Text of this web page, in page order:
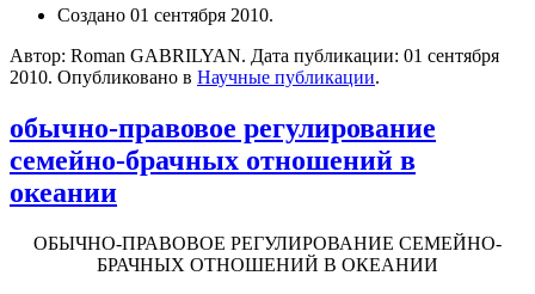
Создано 01 сентября 2010.
Автор: Roman GABRILYAN. Дата публикации: 01 сентября
2010. Опубликовано в Научные публикации.
обычно-правовое регулирование
семейно-брачных отношений в
океании
ОБЫЧНО-ПРАВОВОЕ РЕГУЛИРОВАНИЕ СЕМЕЙНО-
БРАЧНЫХ ОТНОШЕНИЙ В ОКЕАНИИ